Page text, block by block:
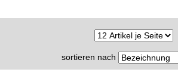
sortieren nach